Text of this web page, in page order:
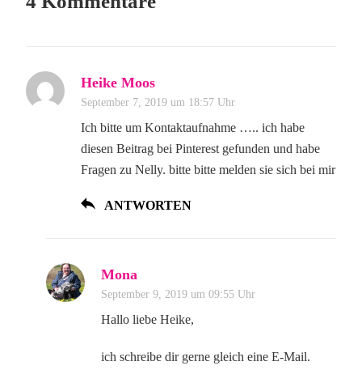
Heike Moos
September 7, 2019 um 18:57 Uhr
Ich bitte um Kontaktaufnahme ….. ich habe
diesen Beitrag bei Pinterest gefunden und habe
Fragen zu Nelly. bitte bitte melden sie sich bei mir
ANTWORTEN
Mona
September 9, 2019 um 09:55 Uhr
Hallo liebe Heike,
ich schreibe dir gerne gleich eine E-Mail.